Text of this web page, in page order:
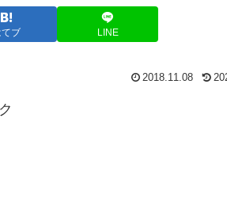
ブ LINE
2018.11.08